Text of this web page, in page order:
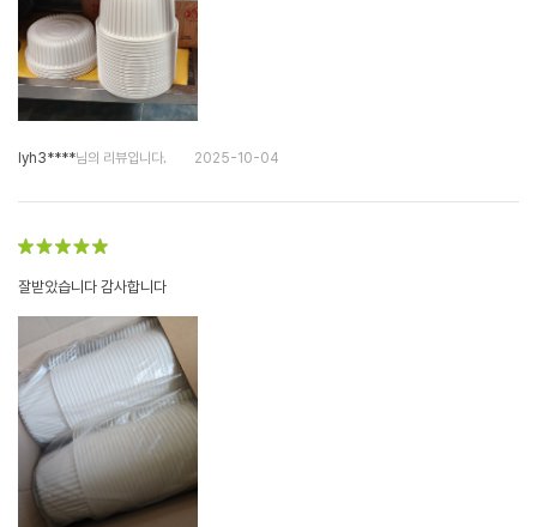
lyh3****님의 리뷰입니다. 2025-10-04
잘받았습니다 감사합니다